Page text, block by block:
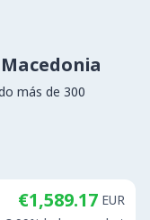
más de 300
€1,589.17 EUR